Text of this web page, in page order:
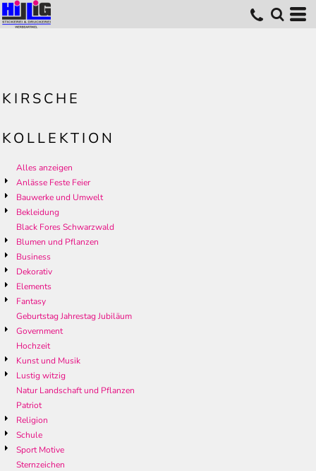
KIRSCHE
KOLLEKTION
Alles anzeigen
Anlässe Feste Feier
Bauwerke und Umwelt
Bekleidung
Black Fores Schwarzwald
Blumen und Pflanzen
Business
Dekorativ
Elements
Fantasy
Geburtstag Jahrestag Jubiläum
Government
Hochzeit
Kunst und Musik
Lustig witzig
Natur Landschaft und Pflanzen
Patriot
Religion
Schule
Sport Motive
Sternzeichen